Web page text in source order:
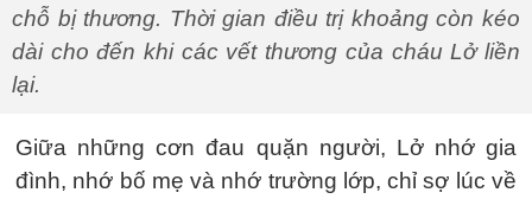
chỗ bị thương. Thời gian điều trị khoảng còn kéo
dài cho đến khi các vết thương của cháu Lở liền
lại.
Giữa những cơn đau quặn người, Lở nhớ gia
đình, nhớ bố mẹ và nhớ trường lớp, chỉ sợ lúc về